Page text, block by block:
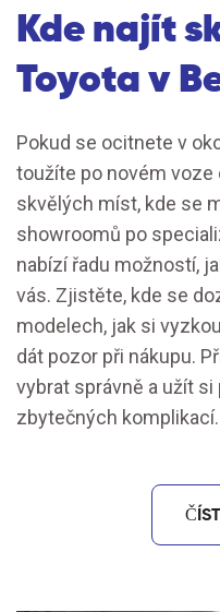
Kde najít
Toyota v
Pokud se ocitnete v
toužíte po novém voze
skvělých míst, kde se
showroomů po
nabízí řadu možností,
vás. Zjistěte, kde se
modelech, jak si
dát pozor při nákupu.
vybrat správně a užít
zbytečných komplikací.